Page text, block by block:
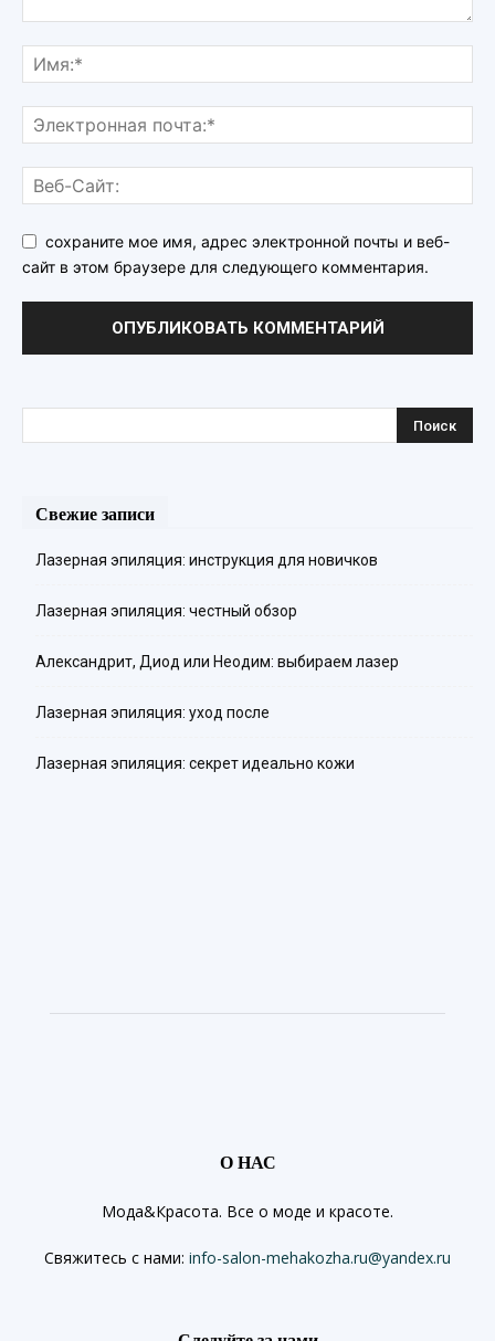
сохраните мое имя, адрес электронной почты и веб-
сайт в этом браузере для следующего комментария.
Свежие записи
Лазерная эпиляция: инструкция для новичков
Лазерная эпиляция: честный обзор
Александрит, Диод или Неодим: выбираем лазер
Лазерная эпиляция: уход после
Лазерная эпиляция: секрет идеально кожи
О НАС
Мода&Красота. Все о моде и красоте.
Свяжитесь с нами: info-salon-mehakozha.ru@yandex.ru